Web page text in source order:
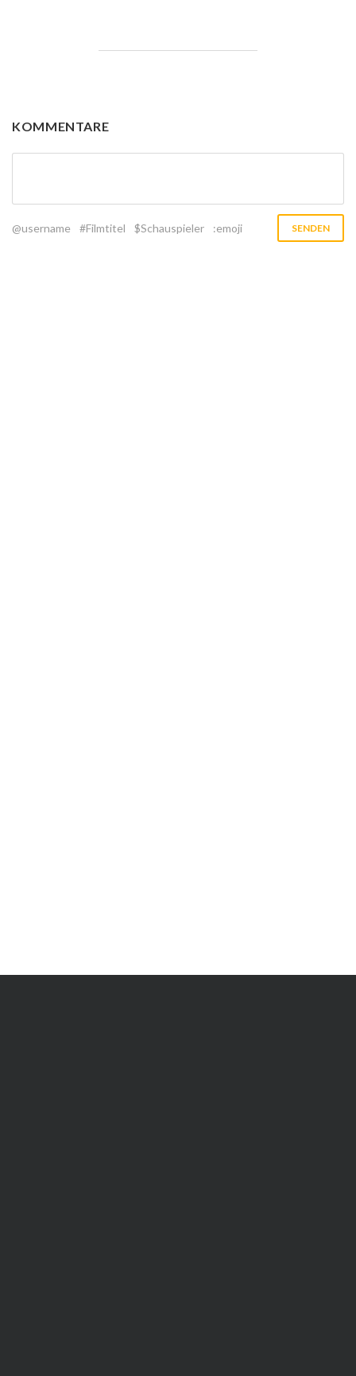
KOMMENTARE
@username #Filmtitel $Schauspieler :emoji